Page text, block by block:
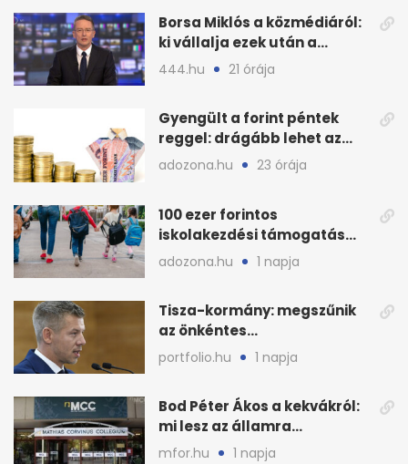
Borsa Miklós a közmédiáról:
ki vállalja ezek után a
munkát?
444.hu 21 órája
Gyengült a forint péntek
reggel: drágább lehet az
euró és a dollár
adozona.hu 23 órája
100 ezer forintos
iskolakezdési támogatás
2026 őszén: adózás,
munkáltatói plusz
adozona.hu 1 napja
Tisza-kormány: megszűnik
az önkéntes
fogyasztáscsökkentés
portfolio.hu 1 napja
Bod Péter Ákos a kekvákról:
mi lesz az államra
visszaszálló vagyonnal?
mfor.hu 1 napja